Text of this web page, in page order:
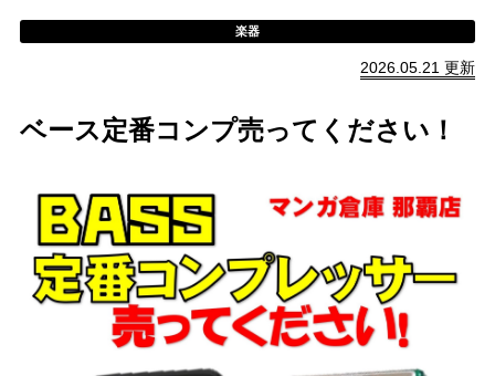
楽器
2026.05.21 更新
ベース定番コンプ売ってください！